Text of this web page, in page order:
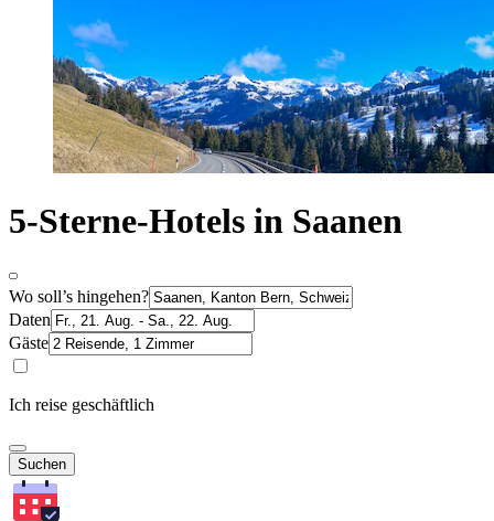
5-Sterne-Hotels in Saanen
Wo soll’s hingehen?
Daten
Gäste
Ich reise geschäftlich
Suchen